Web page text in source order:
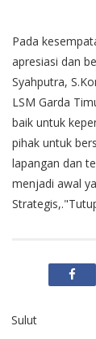
Pada
apresiasi dan
Syahputra,
LSM Garda
baik untuk
pihak untuk
lapangan dan
menjadi awal
Sulut